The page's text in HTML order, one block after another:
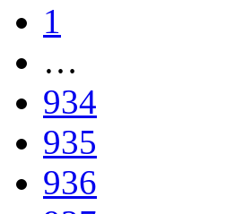
1
…
934
935
936